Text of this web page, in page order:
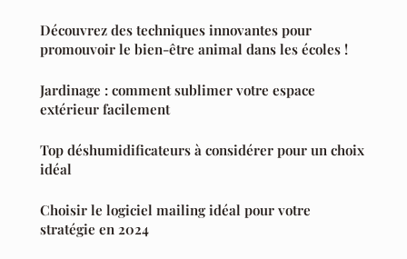
Découvrez des techniques innovantes pour
promouvoir le bien-être animal dans les écoles !
Jardinage : comment sublimer votre espace
extérieur facilement
Top déshumidificateurs à considérer pour un choix
idéal
Choisir le logiciel mailing idéal pour votre
stratégie en 2024